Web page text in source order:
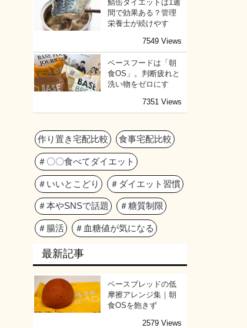
端な方法で大
すが、健康的
落ちた体重は
ません。
鯖缶ダイエットは1週
間で効果ある？管理
栄養士が続けやす
7549 Views
ベースフードは「朝
食OS」。判断疲れと
洗い物をゼロにす
7351 Views
作り置き宅配比較 食事宅配比較
＃〇〇食べてダイエット
＃いいとこどり ＃ダイエット習慣
＃本やSNSで話題 ＃糖質制限
＃腸活 ＃血糖値が気になる
最新記事
ベースブレッドの低
摩擦アレンジ集｜朝
食OSを飽きず
2579 Views